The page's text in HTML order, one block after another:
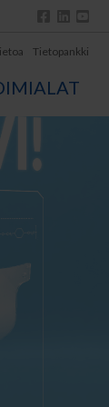
Tietopankki